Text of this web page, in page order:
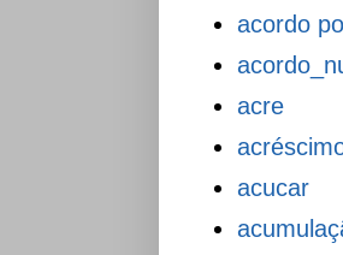
acordo
acre
acucar